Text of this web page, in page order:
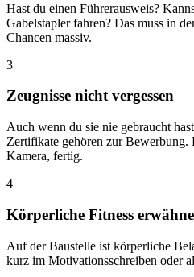
Hast du einen Führerausweis?
Gabelstapler fahren? Das muss in
Chancen massiv.
3
Zeugnisse nicht vergessen
Auch wenn du sie nie gebraucht
Zertifikate gehören zur Bewerbung.
Kamera, fertig.
4
Körperliche Fitness
Auf der Baustelle ist körperliche
kurz im Motivationsschreiben oder